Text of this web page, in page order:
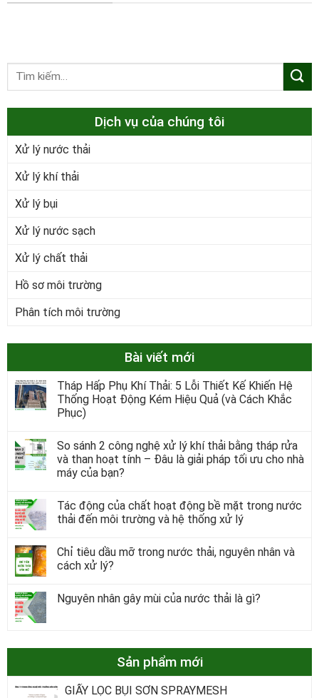
Dịch vụ của chúng tôi
Xử lý nước thải
Xử lý khí thải
Xử lý bụi
Xử lý nước sạch
Xử lý chất thải
Hồ sơ môi trường
Phân tích môi trường
Bài viết mới
Tháp Hấp Phụ Khí Thải: 5 Lỗi Thiết Kế Khiến Hệ
Thống Hoạt Động Kém Hiệu Quả (và Cách Khắc
Phục)
So sánh 2 công nghệ xử lý khí thải bằng tháp rửa
và than hoạt tính – Đâu là giải pháp tối ưu cho nhà
máy của bạn?
Tác động của chất hoạt động bề mặt trong nước
thải đến môi trường và hệ thống xử lý
Chỉ tiêu dầu mỡ trong nước thải, nguyên nhân và
cách xử lý?
Nguyên nhân gây mùi của nước thải là gì?
Sản phẩm mới
GIẤY LỌC BỤI SƠN SPRAYMESH